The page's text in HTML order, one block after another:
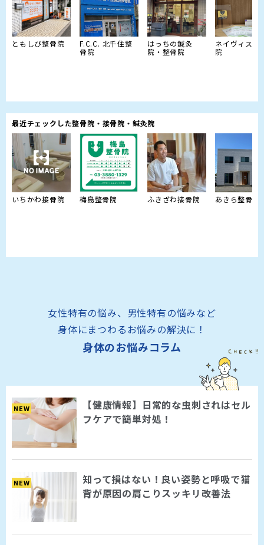
ともしび整骨院
F.C.C. 北千住整
骨院
はっちの鍼灸
院・整骨院
ネイヴィス整
院
最近チェックした整骨院・接骨院・鍼灸院
いちかわ接骨院 梅島整骨院 ふきざわ接骨院 あきら整骨院
女性特有の悩み、男性特有の悩みなど
身体にまつわるお悩みの解決に！
身体のお悩みコラム
NEW
【健康情報】日常的な虫刺されはセル
フケアで簡単対処！
NEW
知って損はない！良い姿勢と呼吸で猫
背が原因の肩こりスッキリ改善法